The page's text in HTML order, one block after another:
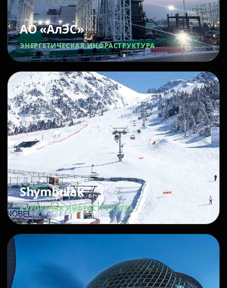
АО «АлЭС»
ЭНЕРГЕТИЧЕСКАЯ ИНФРАСТРУКТУРА
Shymbulak
КУРОРТНАЯ ИНФРАСТРУКТУРА